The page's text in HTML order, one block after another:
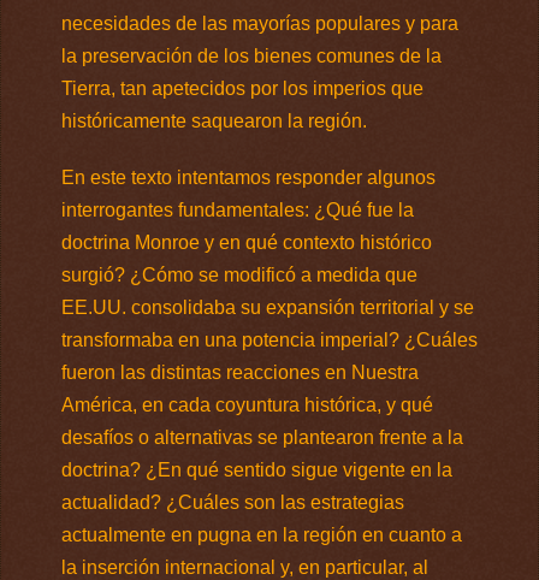
necesidades de las mayorías populares y para
la preservación de los bienes comunes de la
Tierra, tan apetecidos por los imperios que
históricamente saquearon la región.
En este texto intentamos responder algunos
interrogantes fundamentales: ¿Qué fue la
doctrina Monroe y en qué contexto histórico
surgió? ¿Cómo se modificó a medida que
EE.UU. consolidaba su expansión territorial y se
transformaba en una potencia imperial? ¿Cuáles
fueron las distintas reacciones en Nuestra
América, en cada coyuntura histórica, y qué
desafíos o alternativas se plantearon frente a la
doctrina? ¿En qué sentido sigue vigente en la
actualidad? ¿Cuáles son las estrategias
actualmente en pugna en la región en cuanto a
la inserción internacional y, en particular, al